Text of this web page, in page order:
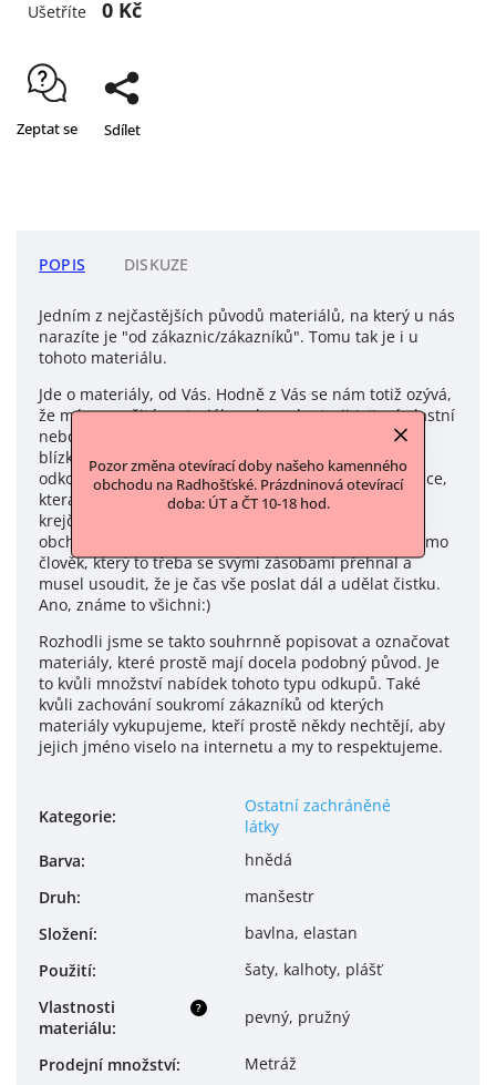
Pozor změna otevírací doby našeho kamenného
obchodu na Radhošťské. Prázdninová otevírací
doba: ÚT a ČT 10-18 hod.
Ušetříte 0 Kč
Zeptat se Sdílet
POPIS DISKUZE
Jedním z nejčastějších původů materiálů, na který u nás
narazíte je "od zákaznic/zákazníků". Tomu tak je i u
tohoto materiálu.
Jde o materiály, od Vás. Hodně z Vás se nám totiž ozývá,
že má nevyužité materiály nebo galanterii (ať své vlastní
nebo z pozůstalosti po některém z členů rodiny a
blízkých) a jestli bychom tyto materiály nechtěli
odkoupit. Často to jsou nevyužité materiály po babičce,
která celý život šila, mamince, která byla švadlena či
krejčová nebo někdo z rodiny, kdo třeba s látkami
obchodoval a zavřel své podnikání. A nebo to byl přímo
člověk, který to třeba se svými zásobami přehnal a
musel usoudit, že je čas vše poslat dál a udělat čistku.
Ano, známe to všichni:)
Rozhodli jsme se takto souhrnně popisovat a označovat
materiály, které prostě mají docela podobný původ. Je
to kvůli množství nabídek tohoto typu odkupů. Také
kvůli zachování soukromí zákazníků od kterých
materiály vykupujeme, kteří prostě někdy nechtějí, aby
jejich jméno viselo na internetu a my to respektujeme.
Kategorie:
Ostatní zachráněné
látky
Barva:
hnědá
Druh:
manšestr
Složení:
bavlna, elastan
Použití: šaty, kalhoty, plášť
?
Vlastnosti
materiálu:
pevný, pružný
Prodejní množství:
Metráž